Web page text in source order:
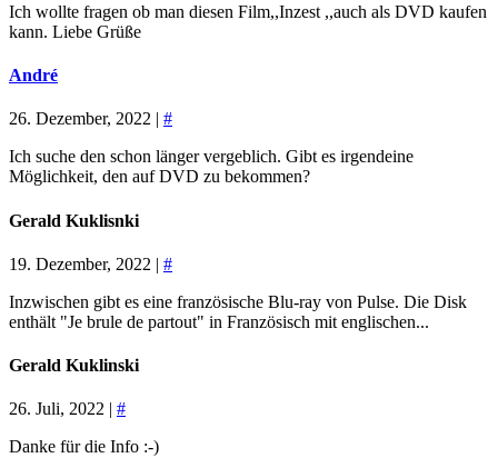
Ich wollte fragen ob man diesen Film,,Inzest ,,auch als DVD kaufen
kann. Liebe Grüße
André
26. Dezember, 2022 | #
Ich suche den schon länger vergeblich. Gibt es irgendeine
Möglichkeit, den auf DVD zu bekommen?
Gerald Kuklisnki
19. Dezember, 2022 | #
Inzwischen gibt es eine französische Blu-ray von Pulse. Die Disk
enthält "Je brule de partout" in Französisch mit englischen...
Gerald Kuklinski
26. Juli, 2022 | #
Danke für die Info :-)